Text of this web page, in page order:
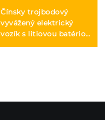
Čínsky trojbodový
vyvážený elektrický
vozík s litiovou batériou,
kapacita 1,0 t, výhodná